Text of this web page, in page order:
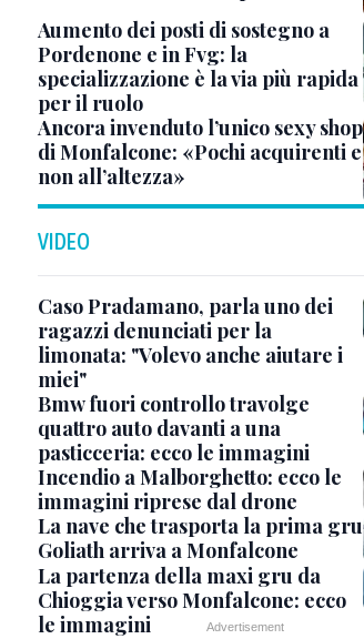
Aumento dei posti di sostegno a
Pordenone e in Fvg: la
specializzazione è la via più rapida
per il ruolo
Ancora invenduto l’unico sexy shop
di Monfalcone: «Pochi acquirenti e
non all’altezza»
VIDEO
Caso Pradamano, parla uno dei
ragazzi denunciati per la
limonata: "Volevo anche aiutare i
miei"
Bmw fuori controllo travolge
quattro auto davanti a una
pasticceria: ecco le immagini
Incendio a Malborghetto: ecco le
immagini riprese dal drone
La nave che trasporta la prima gru
Goliath arriva a Monfalcone
La partenza della maxi gru da
Chioggia verso Monfalcone: ecco
le immagini